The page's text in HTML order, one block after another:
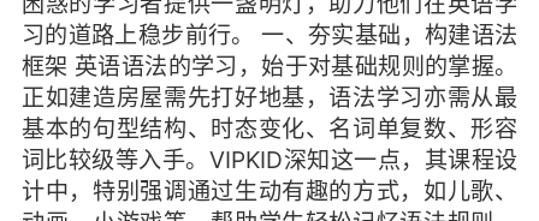
习的道路上稳步前行。 一、夯实基础，构建语法
框架 英语语法的学习，始于对基础规则的掌握。
正如建造房屋需先打好地基，语法学习亦需从最
基本的句型结构、时态变化、名词单复数、形容
词比较级等入手。VIPKID深知这一点，其课程设
计中，特别强调通过生动有趣的方式，如儿歌、